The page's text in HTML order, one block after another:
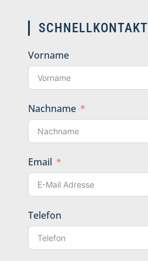
SCHNELLKONTAKT
Vorname
Nachname
Email
Telefon